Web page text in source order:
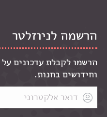
הרשמה לניוזלטר
הרשמו לקבלת עדכונים
וחידושים בחנות.